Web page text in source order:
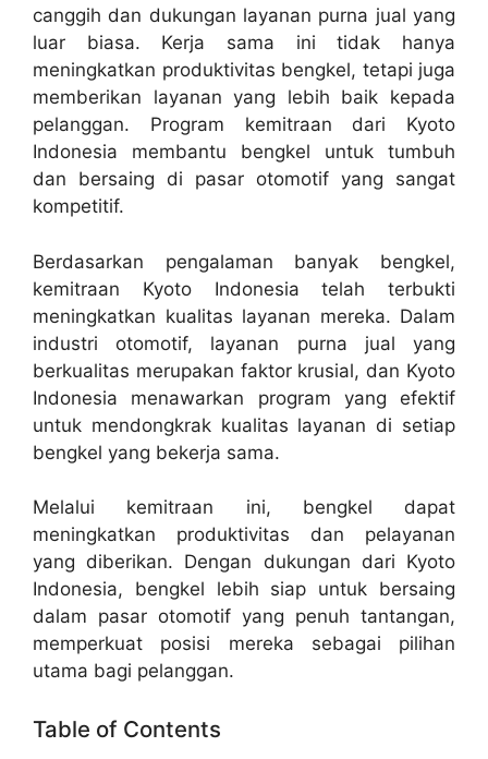
canggih dan dukungan layanan purna jual yang
luar biasa. Kerja sama ini tidak hanya
meningkatkan produktivitas bengkel, tetapi juga
memberikan layanan yang lebih baik kepada
pelanggan. Program kemitraan dari Kyoto
Indonesia membantu bengkel untuk tumbuh
dan bersaing di pasar otomotif yang sangat
kompetitif.
Berdasarkan pengalaman banyak bengkel,
kemitraan Kyoto Indonesia telah terbukti
meningkatkan kualitas layanan mereka. Dalam
industri otomotif, layanan purna jual yang
berkualitas merupakan faktor krusial, dan Kyoto
Indonesia menawarkan program yang efektif
untuk mendongkrak kualitas layanan di setiap
bengkel yang bekerja sama.
Melalui kemitraan ini, bengkel dapat
meningkatkan produktivitas dan pelayanan
yang diberikan. Dengan dukungan dari Kyoto
Indonesia, bengkel lebih siap untuk bersaing
dalam pasar otomotif yang penuh tantangan,
memperkuat posisi mereka sebagai pilihan
utama bagi pelanggan.
Table of Contents